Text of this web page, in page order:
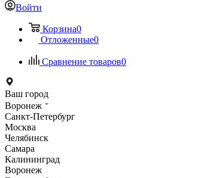
Войти
Корзина0
Отложенные0
Сравнение товаров0
Ваш город
Воронеж
Санкт-Петербург
Москва
Челябинск
Самара
Калининград
Воронеж